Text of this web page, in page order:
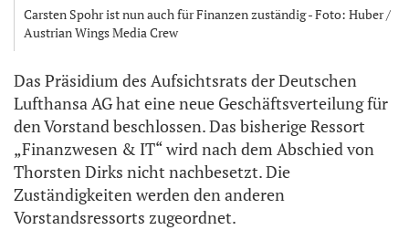
Carsten Spohr ist nun auch für Finanzen zuständig - Foto: Huber /
Austrian Wings Media Crew
Das Präsidium des Aufsichtsrats der Deutschen
Lufthansa AG hat eine neue Geschäftsverteilung für
den Vorstand beschlossen. Das bisherige Ressort
„Finanzwesen & IT“ wird nach dem Abschied von
Thorsten Dirks nicht nachbesetzt. Die
Zuständigkeiten werden den anderen
Vorstandsressorts zugeordnet.